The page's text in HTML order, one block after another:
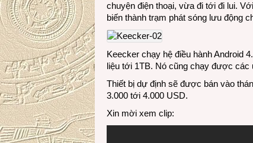
chuyện điện thoại, vừa đi tới đi lui.
biến thành trạm phát sóng lưu động
Keecker chạy hệ điều hành Android
liệu tới 1TB. Nó cũng chạy được các
Thiết bị dự định sẽ được bán vào
3.000 tới 4.000 USD.
Xin mời xem clip: